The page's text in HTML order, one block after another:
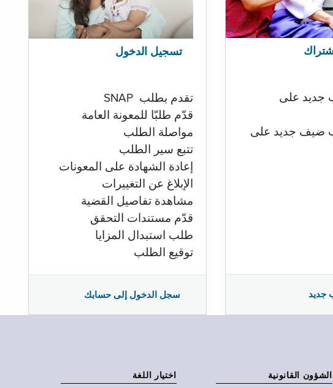
تسجيل الدخول
تقدم بطلب SNAP
قدّم طلبّا للمعونة العامة
مواصلة الطلب
تتبع سير الطلب
إعادة الشهادة على المعونات
الإبلاغ عن التغييرات
مشاهدة تفاصيل القضية
قدّم مستندات التحقق
طلب استبدال المزايا
توقيع الطلب
سجل الدخول إلى حسابك
جديد على
ضيف جديد على
جديد
الشؤون القانونية اختيار اللغة